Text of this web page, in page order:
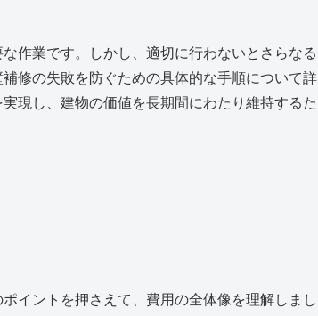
作業です。しかし、適切に行わないとさらなる
修の失敗を防ぐための具体的な手順について詳
現し、建物の価値を長期間にわたり維持するた
イントを押さえて、費用の全体像を理解しまし